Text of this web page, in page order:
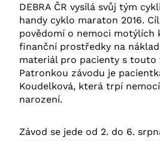
DEBRA ČR vysílá svůj tým
handy cyklo maraton 2016.
povědomí o nemoci motýlích
finanční prostředky na
materiál pro pacienty s touto
Patronkou závodu je
Koudelková, která trpí
narození.
Závod se jede od 2. do 6.